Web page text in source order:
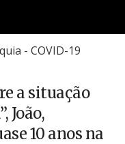
a situação
João,
10 anos na